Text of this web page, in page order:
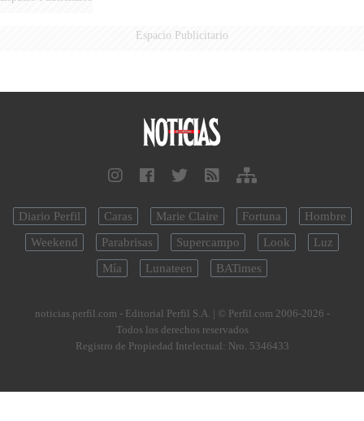
Espacio Publicitario
Diario Perfil Caras Marie Claire Fortuna
Hombre
Weekend
Parabrisas Supercampo Look
Luz
Mía
Lunateen BATimes
noticias.perfil.com - Editorial Perfil S.A. | © Perfil.com 2006-2026 -
Todos los derechos reservados
Registro de Propiedad Intelectual: Nro. 5346433